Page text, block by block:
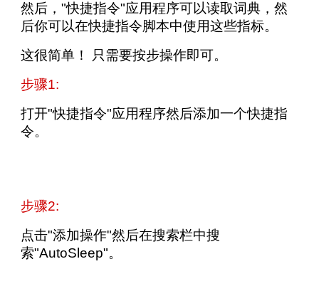
然后，"快捷指令"应用程序可以读取词典，然
后你可以在快捷指令脚本中使用这些指标。
这很简单！ 只需要按步操作即可。
步骤1:
打开"快捷指令"应用程序然后添加一个快捷指
令。
步骤2:
点击"添加操作"然后在搜索栏中搜
索"AutoSleep"。